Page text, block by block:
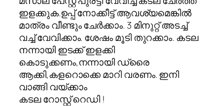
ഇളക്കുക.ഉപ്പ് നോക്കീട്ട് ആവശ്യമെങ്കിൽ
മാത്രം വീണ്ടും ചേർക്കാം. 3 മിനുറ്റ് അടച്ച്
വച്ച് വേവിക്കാം. ശേഷം മൂടി തുറക്കാം. കടല
നന്നായി ഇടക്ക് ഇളക്കി
കൊടുക്കണം,നന്നായി ഡ്രൈ
ആക്കി,കളറൊക്കെ മാറി വരണം. ഇനി
വാങ്ങി വയ്ക്കാം
കടല റോസ്റ്റ് റെഡി !